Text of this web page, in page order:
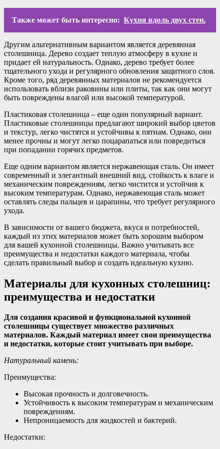
Также может быть интересно: Кухня вдоль двух стен.
Другим альтернативным вариантом является деревянная
столешница. Дерево создает теплую атмосферу в кухне и
придает ей натуральность. Однако, дерево требует более
тщательного ухода и регулярного обновления защитного слоя.
Кроме того, ряд деревянных материалов не рекомендуется
использовать вблизи раковины или плиты, так как они могут
быть повреждены влагой или высокой температурой.
Пластиковая столешница – еще один популярный вариант.
Пластиковые столешницы предлагают широкий выбор цветов
и текстур, легко чистятся и устойчивы к пятнам. Однако, они
менее прочны и могут легко поцарапаться или повредиться
при попадании горячих предметов.
Еще одним вариантом является нержавеющая сталь. Он имеет
современный и элегантный внешний вид, стойкость к влаге и
механическим повреждениям, легко чистится и устойчив к
высоким температурам. Однако, нержавеющая сталь может
оставлять следы пальцев и царапины, что требует регулярного
ухода.
В зависимости от вашего бюджета, вкуса и потребностей,
каждый из этих материалов может быть хорошим выбором
для вашей кухонной столешницы. Важно учитывать все
преимущества и недостатки каждого материала, чтобы
сделать правильный выбор и создать идеальную кухню.
Материалы для кухонных столешниц:
преимущества и недостатки
Для создания красивой и функциональной кухонной
столешницы существует множество различных
материалов. Каждый материал имеет свои преимущества
и недостатки, которые стоит учитывать при выборе.
Натуральный камень:
Преимущества:
Высокая прочность и долговечность.
Устойчивость к высоким температурам и механическим
повреждениям.
Непроницаемость для жидкостей и бактерий.
Недостатки: